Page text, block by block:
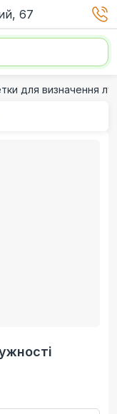
67
для визначення